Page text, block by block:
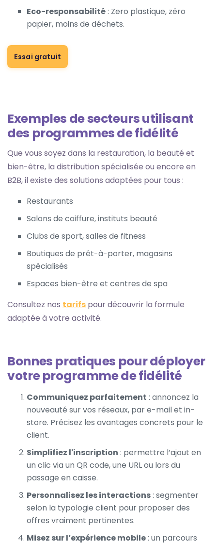
Eco-responsabilité: Zero plastique, zéro
papier, moins de déchets.
Essai gratuit
Exemples de secteurs utilisant
des programmes de fidélité
Que vous soyez dans la restauration, la beauté et
bien-être, la distribution spécialisée ou encore en
B2B, il existe des solutions adaptées pour tous :
Restaurants
Salons de coiffure, instituts beauté
Clubs de sport, salles de fitness
Boutiques de prêt-à-porter, magasins
spécialisés
Espaces bien-être et centres de spa
Consultez nos tarifs pour découvrir la formule
adaptée à votre activité.
Bonnes pratiques pour déployer
votre programme de fidélité
Communiquez parfaitement : annoncez la
nouveauté sur vos réseaux, par e-mail et in-
store. Précisez les avantages concrets pour le
client.
Simplifiez l'inscription : permettre l’ajout en
un clic via un QR code, une URL ou lors du
passage en caisse.
Personnalisez les interactions: segmenter
selon la typologie client pour proposer des
offres vraiment pertinentes.
Misez sur l’expérience mobile: un parcours